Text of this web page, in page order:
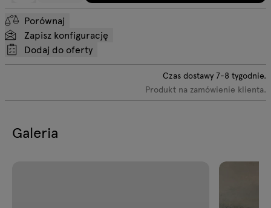
Porównaj
Zapisz konfigurację
Dodaj do oferty
Czas dostawy 7-8 tygodnie.
Produkt na zamówienie klienta.
Galeria